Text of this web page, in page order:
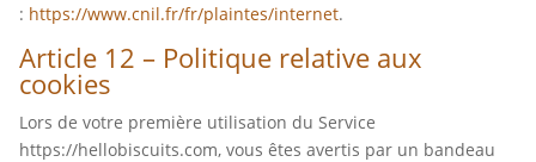
: https://www.cnil.fr/fr/plaintes/internet.
Article 12 – Politique relative aux
cookies
Lors de votre première utilisation du Service
https://hellobiscuits.com, vous êtes avertis par un bandeau